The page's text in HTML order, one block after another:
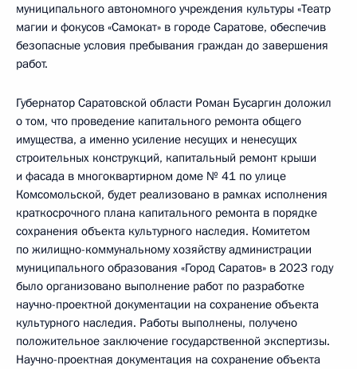
муниципального автономного учреждения культуры «Театр
магии и фокусов «Самокат» в городе Саратове, обеспечив
безопасные условия пребывания граждан до завершения
работ.
Губернатор Саратовской области Роман Бусаргин доложил
о том, что проведение капитального ремонта общего
имущества, а именно усиление несущих и ненесущих
строительных конструкций, капитальный ремонт крыши
и фасада в многоквартирном доме № 41 по улице
Комсомольской, будет реализовано в рамках исполнения
краткосрочного плана капитального ремонта в порядке
сохранения объекта культурного наследия. Комитетом
по жилищно-коммунальному хозяйству администрации
муниципального образования «Город Саратов» в 2023 году
было организовано выполнение работ по разработке
научно-проектной документации на сохранение объекта
культурного наследия. Работы выполнены, получено
положительное заключение государственной экспертизы.
Научно-проектная документация на сохранение объекта